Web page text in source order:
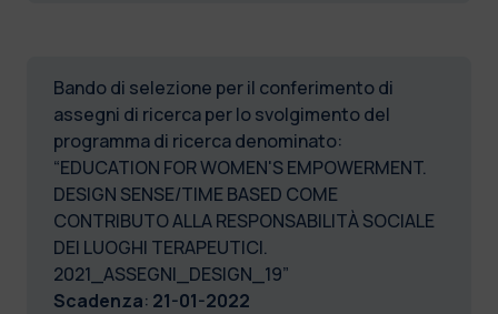
Bando di selezione per il conferimento di
assegni di ricerca per lo svolgimento del
programma di ricerca denominato:
“EDUCATION FOR WOMEN'S EMPOWERMENT.
DESIGN SENSE/TIME BASED COME
CONTRIBUTO ALLA RESPONSABILITÀ SOCIALE
DEI LUOGHI TERAPEUTICI.
2021_ASSEGNI_DESIGN_19”
Scadenza: 21-01-2022